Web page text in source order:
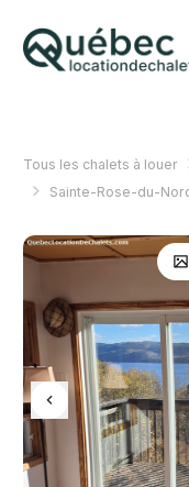
Tous les chalets à louer
Sainte-Rose-du-